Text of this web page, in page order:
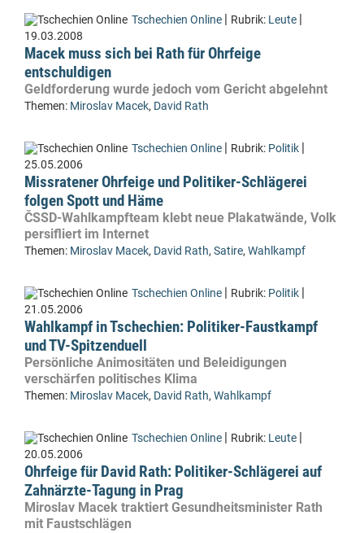
Tschechien Online | Rubrik: Leute |
19.03.2008
Macek muss sich bei Rath für Ohrfeige
entschuldigen
Geldforderung wurde jedoch vom Gericht abgelehnt
Themen: Miroslav Macek, David Rath
Tschechien Online | Rubrik: Politik |
25.05.2006
Missratener Ohrfeige und Politiker-Schlägerei
folgen Spott und Häme
ČSSD-Wahlkampfteam klebt neue Plakatwände, Volk
persifliert im Internet
Themen: Miroslav Macek, David Rath, Satire, Wahlkampf
Tschechien Online | Rubrik: Politik |
21.05.2006
Wahlkampf in Tschechien: Politiker-Faustkampf
und TV-Spitzenduell
Persönliche Animositäten und Beleidigungen
verschärfen politisches Klima
Themen: Miroslav Macek, David Rath, Wahlkampf
Tschechien Online | Rubrik: Leute |
20.05.2006
Ohrfeige für David Rath: Politiker-Schlägerei auf
Zahnärzte-Tagung in Prag
Miroslav Macek traktiert Gesundheitsminister Rath
mit Faustschlägen